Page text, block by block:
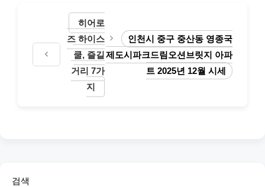
히어로
즈 하이스
쿨, 즐길
거리 7가
지
인천시 중구 중산동 영종국
제도시파크드림오션브릿지 아파
트 2025년 12월 시세
검색